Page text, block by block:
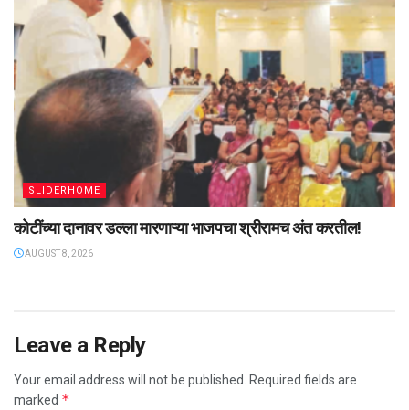
SLIDERHOME
कोटींच्या दानावर डल्ला मारणाऱ्या भाजपचा श्रीरामच अंत करतील!
AUGUST 8, 2026
Leave a Reply
Your email address will not be published. Required fields are
marked *